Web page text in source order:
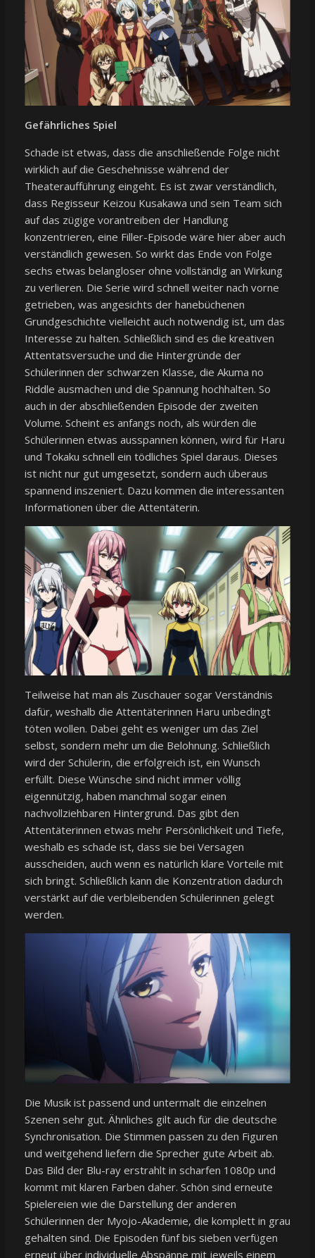
Gefährliches Spiel
Schade ist etwas, dass die anschließende Folge nicht
wirklich auf die Geschehnisse während der
Theateraufführung eingeht. Es ist zwar verständlich,
dass Regisseur Keizou Kusakawa und sein Team sich
auf das zügige vorantreiben der Handlung
konzentrieren, eine Filler-Episode wäre hier aber auch
verständlich gewesen. So wirkt das Ende von Folge
sechs etwas belangloser ohne vollständig an Wirkung
zu verlieren. Die Serie wird schnell weiter nach vorne
getrieben, was angesichts der hanebüchenen
Grundgeschichte vielleicht auch notwendig ist, um das
Interesse zu halten. Schließlich sind es die kreativen
Attentatsversuche und die Hintergründe der
Schülerinnen der schwarzen Klasse, die Akuma no
Riddle ausmachen und die Spannung hochhalten. So
auch in der abschließenden Episode der zweiten
Volume. Scheint es anfangs noch, als würden die
Schülerinnen etwas ausspannen können, wird für Haru
und Tokaku schnell ein tödliches Spiel daraus. Dieses
ist nicht nur gut umgesetzt, sondern auch überaus
spannend inszeniert. Dazu kommen die interessanten
Informationen über die Attentäterin.
Teilweise hat man als Zuschauer sogar Verständnis
dafür, weshalb die Attentäterinnen Haru unbedingt
töten wollen. Dabei geht es weniger um das Ziel
selbst, sondern mehr um die Belohnung. Schließlich
wird der Schülerin, die erfolgreich ist, ein Wunsch
erfüllt. Diese Wünsche sind nicht immer völlig
eigennützig, haben manchmal sogar einen
nachvollziehbaren Hintergrund. Das gibt den
Attentäterinnen etwas mehr Persönlichkeit und Tiefe,
weshalb es schade ist, dass sie bei Versagen
ausscheiden, auch wenn es natürlich klare Vorteile mit
sich bringt. Schließlich kann die Konzentration dadurch
verstärkt auf die verbleibenden Schülerinnen gelegt
werden.
Die Musik ist passend und untermalt die einzelnen
Szenen sehr gut. Ähnliches gilt auch für die deutsche
Synchronisation. Die Stimmen passen zu den Figuren
und weitgehend liefern die Sprecher gute Arbeit ab.
Das Bild der Blu-ray erstrahlt in scharfen 1080p und
kommt mit klaren Farben daher. Schön sind erneute
Spielereien wie die Darstellung der anderen
Schülerinnen der Myojo-Akademie, die komplett in grau
gehalten sind. Die Episoden fünf bis sieben verfügen
erneut über individuelle Abspänne mit jeweils einem